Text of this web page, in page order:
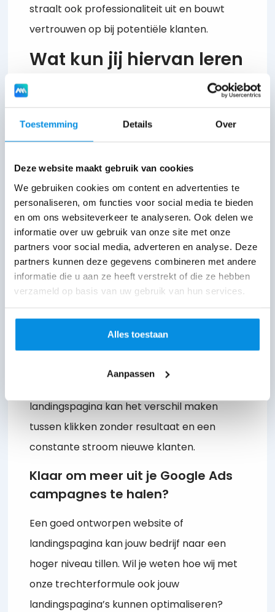
Toestemming Details Over
Deze website maakt gebruik van cookies
We gebruiken cookies om content en advertenties te
personaliseren, om functies voor social media te bieden
en om ons websiteverkeer te analyseren. Ook delen we
informatie over uw gebruik van onze site met onze
partners voor social media, adverteren en analyse. Deze
partners kunnen deze gegevens combineren met andere
informatie die u aan ze heeft verstrekt of die ze hebben
verzameld op basis van uw gebruik van hun services.
Alles toestaan
Aanpassen
straalt ook professionaliteit uit en bouwt
vertrouwen op bij potentiële klanten.
Wat kun jij hiervan leren
website af te stemmen op je advertenties.
Zorg dat je landingspagina altijd aansluit
bij de advertentie waarmee bezoekers
erop terechtkomen.
Houd je pagina simpel, met een
duidelijke boodschap en een enkele
call-to-action.
Analyseer de prestaties van je
landingspagina en optimaliseer continu
landingspagina kan het verschil maken
tussen klikken zonder resultaat en een
constante stroom nieuwe klanten.
Klaar om meer uit je Google Ads
campagnes te halen?
Een goed ontworpen website of
landingspagina kan jouw bedrijf naar een
hoger niveau tillen. Wil je weten hoe wij met
onze trechterformule ook jouw
landingspagina’s kunnen optimaliseren?